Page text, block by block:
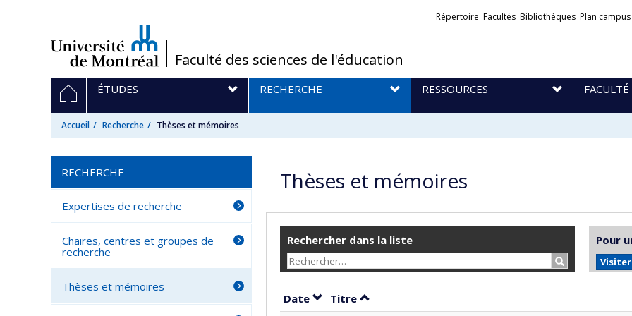
/Faculté des sciences de l'éducation
Liens
Répertoire Facultés Bibliothèques Plan campus
Navigation
principale
ACCUEIL
ÉTUDES RECHERCHE RESSOURCES FACULTÉ
Accueil Recherche Thèses et mémoires
Thèses et mémoires
Rechercher dans la liste
Rechercher…
Pour
Date Trier par date en ordre croissant
Titre Trier par titre en ordre croissant
RECHERCHE
Expertises de recherche
Chaires, centres et groupes de
recherche
Thèses et mémoires